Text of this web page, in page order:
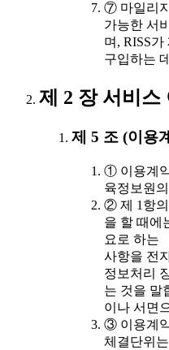
⑦ 마일리
가능한 서
며, RISS
구입하는
제 2 장 서비스
제 5 조 (이용
① 이용계
육정보원
② 제 1항의
을 할 때에
요로 하는
사항을 전
정보처리
는 것을 말
이나 서면
③ 이용계
체결단위